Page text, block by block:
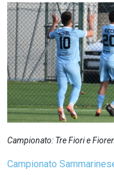
Campionato: Tre Fiori e
Campionato